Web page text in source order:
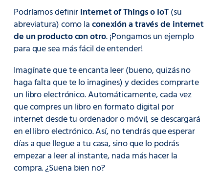
Podríamos definirInternet of Things o IoT(su
abreviatura) como laconexión a través de internet
de un producto con otro. ¡Pongamos un ejemplo
para que sea más fácil de entender!
Imagínate que te encanta leer (bueno, quizás no
haga falta que te lo imagines) y decides comprarte
un libro electrónico. Automáticamente, cada vez
que compres un libro en formato digital por
internet desde tu ordenador o móvil, se descargará
en el libro electrónico. Así, no tendrás que esperar
días a que llegue a tu casa, sino que lo podrás
empezar a leer al instante, nada más hacer la
compra. ¿Suena bien no?